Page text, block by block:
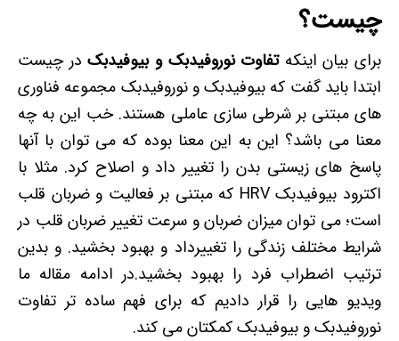
چیست؟
برای بیان اینکهتفاوت نوروفیدبک و بیوفیدبکدر چیست
ابتدا باید گفت که بیوفیدبک و نوروفیدبک مجموعه فناوری
های مبتنی بر شرطی سازی عاملی هستند. خب این به چه
معنا می باشد؟ این به این معنا بوده که می توان با آنها
پاسخ های زیستی بدن را تغییر داد و اصلاح کرد. مثلا با
اکترود بیوفیدبک HRV که مبتنی بر فعالیت و ضربان قلب
است؛ می توان میزان ضربان و سرعت تغییر ضربان قلب در
شرایط مختلف زندگی را تغییرداد و بهبود بخشید. و بدین
ترتیب اضطراب فرد را بهبود بخشید.در ادامه مقاله ما
ویدیو هایی را قرار دادیم که برای فهم ساده تر تفاوت
نوروفیدبک و بیوفیدبک کمکتان می کند.